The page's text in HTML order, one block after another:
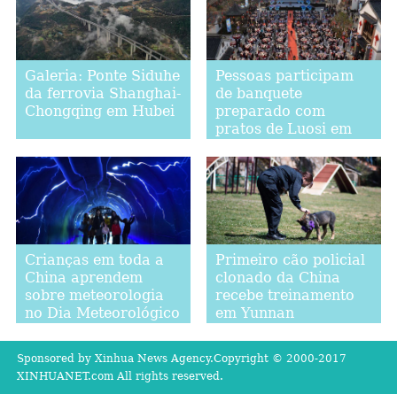
Galeria: Ponte Siduhe
da ferrovia Shanghai-
Chongqing em Hubei
Pessoas participam
de banquete
preparado com
pratos de Luosi em
Crianças em toda a
China aprendem
sobre meteorologia
no Dia Meteorológico
Primeiro cão policial
clonado da China
recebe treinamento
em Yunnan
Sponsored by Xinhua News Agency.Copyright © 2000-2017
XINHUANET.com All rights reserved.